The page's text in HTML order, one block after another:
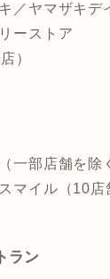
／ヤマザキデ
ーストア
）
一部店舗を除
マイル（10店
ラン